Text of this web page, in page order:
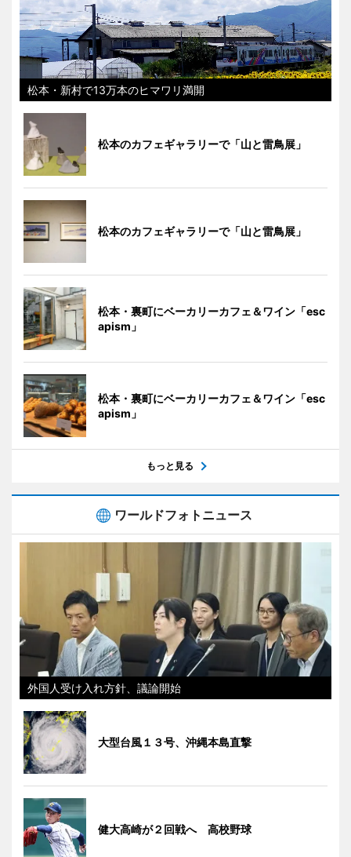
松本・新村で13万本のヒマワリ満開
松本のカフェギャラリーで「山と雷鳥展」
松本のカフェギャラリーで「山と雷鳥展」
松本・裏町にベーカリーカフェ＆ワイン「esc
apism」
松本・裏町にベーカリーカフェ＆ワイン「esc
apism」
もっと見る
ワールドフォトニュース
外国人受け入れ方針、議論開始
大型台風１３号、沖縄本島直撃
健大高崎が２回戦へ 高校野球